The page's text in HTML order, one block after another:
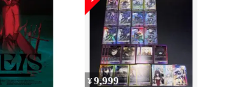
¥9,999